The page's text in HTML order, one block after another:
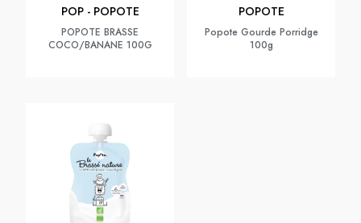
POP - POPOTE
POPOTE BRASSE
COCO/BANANE 100G
POPOTE
Popote Gourde Porridge
100g